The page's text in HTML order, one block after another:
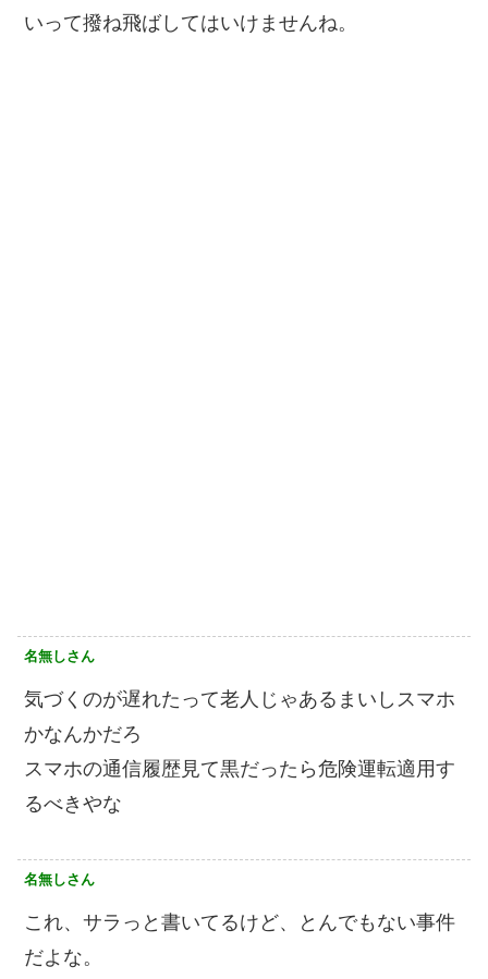
いって撥ね飛ばしてはいけませんね。
名無しさん
気づくのが遅れたって老人じゃあるまいしスマホ
かなんかだろ
スマホの通信履歴見て黒だったら危険運転適用す
るべきやな
名無しさん
これ、サラっと書いてるけど、とんでもない事件
だよな。